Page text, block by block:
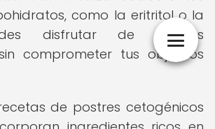
como la eritritol o la
disfrutar de postres
comprometer tus objetivos
de postres cetogénicos